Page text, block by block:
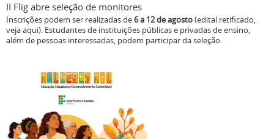
II Flig abre seleção de monitores
Inscrições podem ser realizadas de6 a 12 de agosto(edital retificado,
veja aqui). Estudantes de instituições públicas e privadas de ensino,
além de pessoas interessadas, podem participar da seleção.